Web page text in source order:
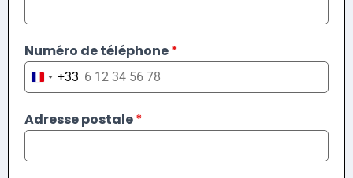
Numéro de téléphone*
France +33
+33
Adresse postale*